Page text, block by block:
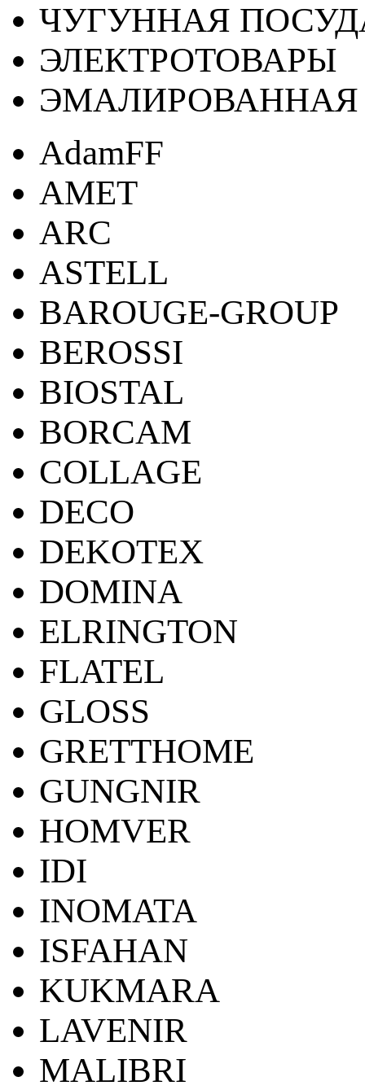
ЧУГУННАЯ
ЭЛЕКТРОТОВАРЫ
ЭМАЛИРОВАННАЯ
AdamFF
AMET
ARC
ASTELL
BAROUGE-GROUP
BEROSSI
BIOSTAL
BORCAM
COLLAGE
DECO
DEKOTEX
DOMINA
ELRINGTON
FLATEL
GLOSS
GRETTHOME
GUNGNIR
HOMVER
IDI
INOMATA
ISFAHAN
KUKMARA
LAVENIR
MALIBRI